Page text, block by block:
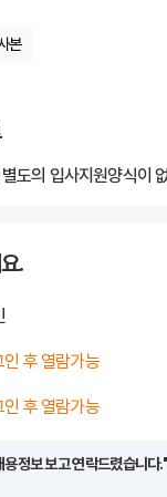
본
도의 입사지원양식이
.
후 열람가능
후 열람가능
용정보 보고 연락드렸습니다